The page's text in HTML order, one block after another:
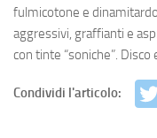
fulmicotone e
aggressivi, graffianti e
con tinte “soniche”.
Condividi l'articolo: